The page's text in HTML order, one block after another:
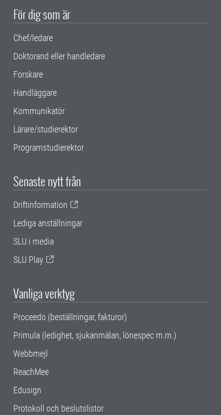
För dig som är
Chef/ledare
Doktorand eller handledare
Forskare
Handläggare
Kommunikatör
Lärare/studierektor
Programstudierektor
Senaste nytt från
Driftinformation
Lediga anställningar
SLU i media
SLU Play
Vanliga verktyg
Proceedo (beställningar, fakturor)
Primula (ledighet, sjukanmälan, lönespec m.m.)
Webbmejl
ReachMee
Edusign
Protokoll och beslutslistor